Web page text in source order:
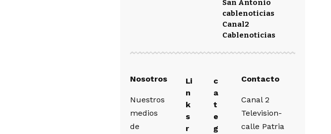
San Antonio
cablenoticias
Canal2
Cablenoticias
Nosotros
Nuestros
medios
de
Li
n
k
s
r
c
a
t
e
g
Contacto
Canal 2
Television-
calle Patria